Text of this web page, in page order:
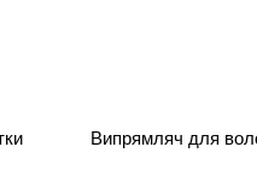
Випрямляч для